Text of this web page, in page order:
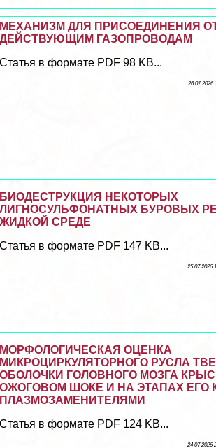
МЕХАНИЗМ ДЛЯ ПРИСОЕДИНЕНИЯ
ДЕЙСТВУЮЩИМ ГАЗОПРОВОДАМ
Статья в формате PDF 98 KB...
26 07 2026
БИОДЕСТРУКЦИЯ НЕКОТОРЫХ
ЛИГНОСУЛЬФОНАТНЫХ БУРОВЫХ
ЖИДКОЙ СРЕДЕ
Статья в формате PDF 147 KB...
25 07 2026
МОРФОЛОГИЧЕСКАЯ ОЦЕНКА
МИКРОЦИРКУЛЯТОРНОГО РУСЛА
ОБОЛОЧКИ ГОЛОВНОГО МОЗГА КРЫС
ОЖОГОВОМ ШОКЕ И НА ЭТАПАХ ЕГО
ПЛАЗМОЗАМЕНИТЕЛЯМИ
Статья в формате PDF 124 KB...
24 07 2026